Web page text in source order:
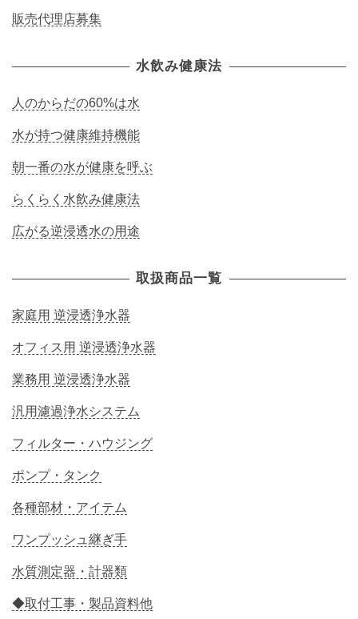
販売代理店募集
水飲み健康法
人のからだの60%は水
水が持つ健康維持機能
朝一番の水が健康を呼ぶ
らくらく水飲み健康法
広がる逆浸透水の用途
取扱商品一覧
家庭用 逆浸透浄水器
オフィス用 逆浸透浄水器
業務用 逆浸透浄水器
汎用濾過浄水システム
フィルター・ハウジング
ポンプ・タンク
各種部材・アイテム
ワンプッシュ継ぎ手
水質測定器・計器類
◆取付工事・製品資料他